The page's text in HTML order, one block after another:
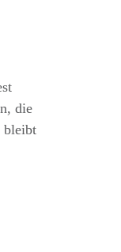
die
bleibt